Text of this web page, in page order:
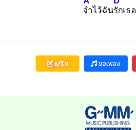
จำไว้ฉันรักเธอ
แก้ไข ขอเพลง